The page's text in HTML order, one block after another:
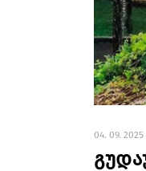
04. 09. 2025